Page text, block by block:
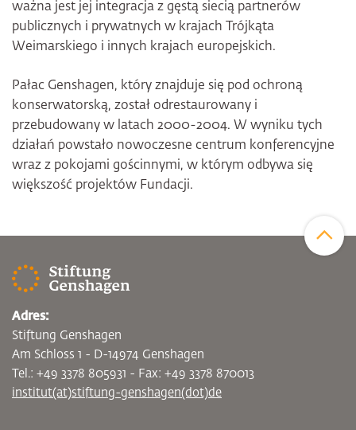
ważna jest jej integracja z gęstą siecią partnerów
publicznych i prywatnych w krajach Trójkąta
Weimarskiego i innych krajach europejskich.
Pałac Genshagen, który znajduje się pod ochroną
konserwatorską, został odrestaurowany i
przebudowany w latach 2000-2004. W wyniku tych
działań powstało nowoczesne centrum konferencyjne
wraz z pokojami gościnnymi, w którym odbywa się
większość projektów Fundacji.
Adres:
Stiftung Genshagen
Am Schloss 1 - D-14974 Genshagen
Tel.: +49 3378 805931 - Fax: +49 3378 870013
institut(at)stiftung-genshagen(dot)de